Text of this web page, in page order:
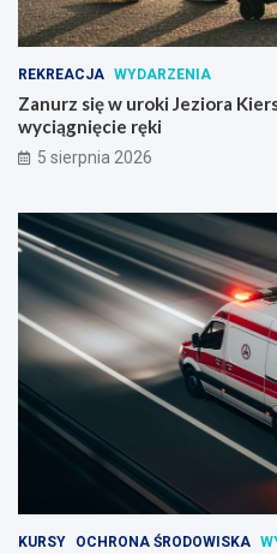
REKREACJA WYDARZENIA
Zanurz się w uroki Jeziora
wyciągnięcie ręki
5 sierpnia 2026
KURSY OCHRONA ŚRODOWISKA